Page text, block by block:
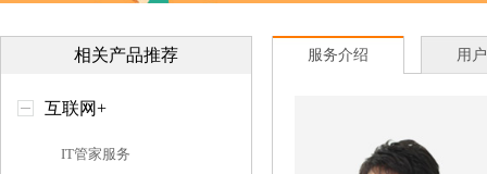
相关产品推荐
互联网+
IT管家服务
服务介绍 用